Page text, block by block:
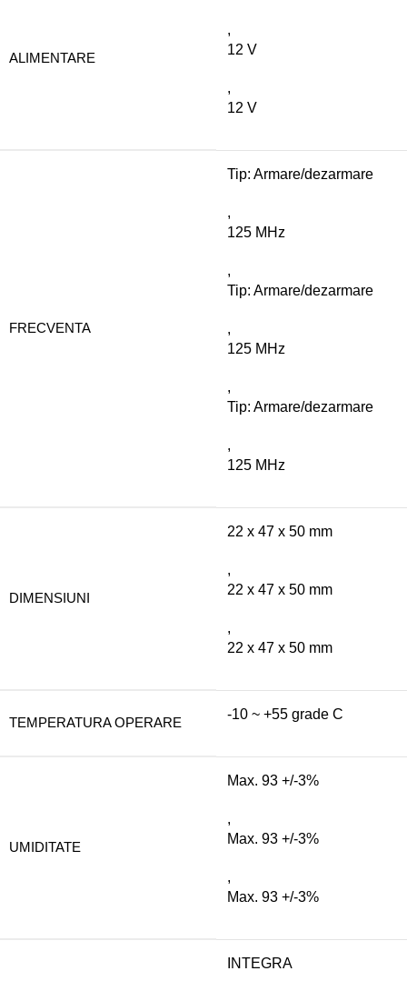
ALIMENTARE
,
12 V
,
12 V
FRECVENTA
Tip: Armare/dezarmare
,
125 MHz
,
Tip: Armare/dezarmare
,
125 MHz
,
Tip: Armare/dezarmare
,
125 MHz
DIMENSIUNI
22 x 47 x 50 mm
,
22 x 47 x 50 mm
,
22 x 47 x 50 mm
TEMPERATURA OPERARE
-10 ~ +55 grade C
UMIDITATE
Max. 93 +/-3%
,
Max. 93 +/-3%
,
Max. 93 +/-3%
INTEGRA